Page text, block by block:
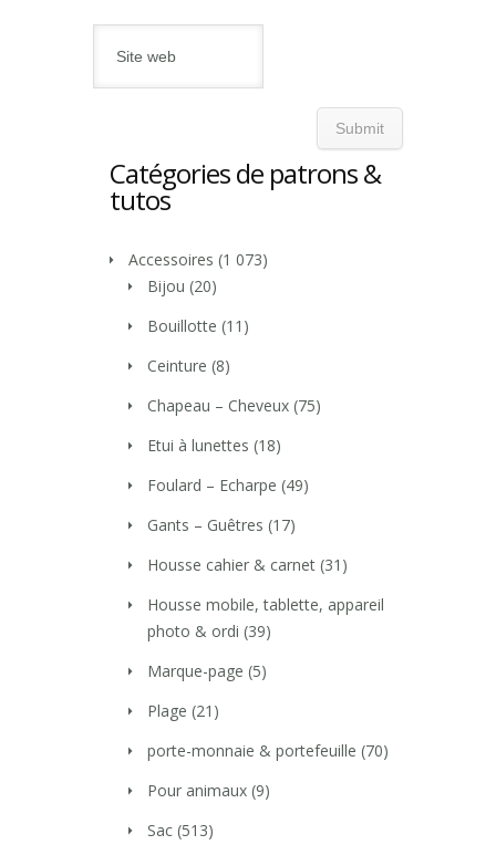
Catégories de patrons &
tutos
Accessoires (1 073)
Bijou (20)
Bouillotte (11)
Ceinture (8)
Chapeau – Cheveux (75)
Etui à lunettes (18)
Foulard – Echarpe (49)
Gants – Guêtres (17)
Housse cahier & carnet (31)
Housse mobile, tablette, appareil
photo & ordi (39)
Marque-page (5)
Plage (21)
porte-monnaie & portefeuille (70)
Pour animaux (9)
Sac (513)